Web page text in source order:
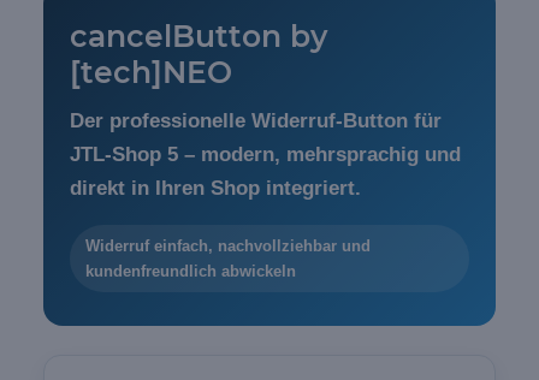
cancelButton by
[tech]NEO
Der professionelle Widerruf-Button für
JTL-Shop 5 – modern, mehrsprachig und
direkt in Ihren Shop integriert.
Widerruf einfach, nachvollziehbar und
kundenfreundlich abwickeln